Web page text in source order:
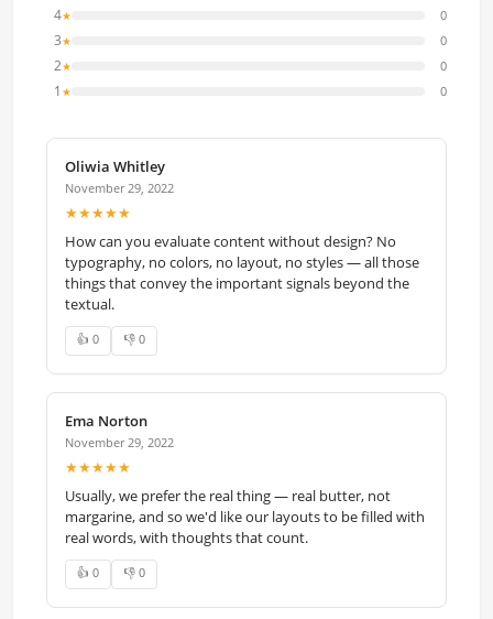
4★ 0
3★ 0
2★ 0
1 ★ 0
Oliwia Whitley
November 29, 2022
★★★★★
How can you evaluate content without design? No
typography, no colors, no layout, no styles — all those
things that convey the important signals beyond the
textual.
👍 0 👎 0
Ema Norton
November 29, 2022
★★★★★
Usually, we prefer the real thing — real butter, not
margarine, and so we'd like our layouts to be filled with
real words, with thoughts that count.
👍 0 👎 0